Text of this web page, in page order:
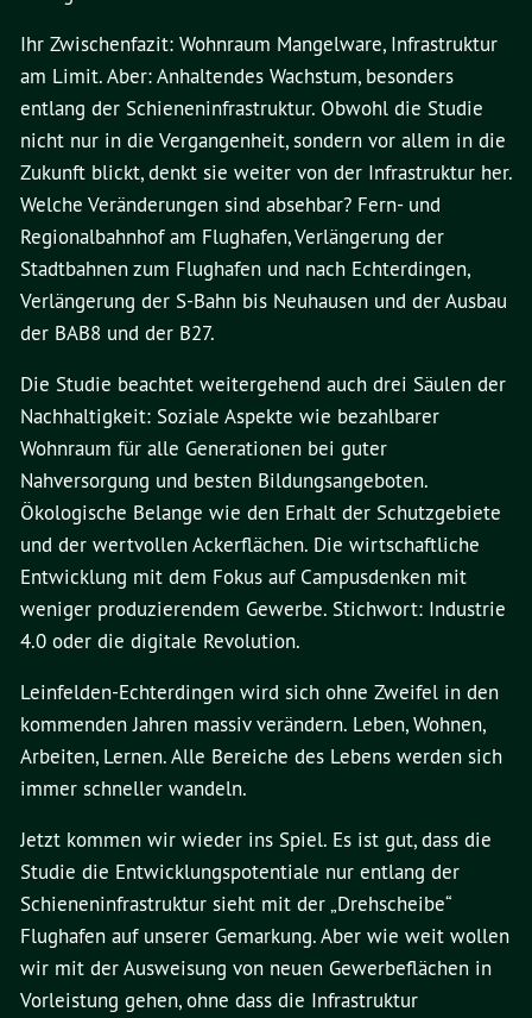
Ihr Zwischenfazit: Wohnraum Mangelware, Infrastruktur
am Limit. Aber: Anhaltendes Wachstum, besonders
entlang der Schieneninfrastruktur. Obwohl die Studie
nicht nur in die Vergangenheit, sondern vor allem in die
Zukunft blickt, denkt sie weiter von der Infrastruktur her.
Welche Veränderungen sind absehbar? Fern- und
Regionalbahnhof am Flughafen, Verlängerung der
Stadtbahnen zum Flughafen und nach Echterdingen,
Verlängerung der S-Bahn bis Neuhausen und der Ausbau
der BAB8 und der B27.
Die Studie beachtet weitergehend auch drei Säulen der
Nachhaltigkeit: Soziale Aspekte wie bezahlbarer
Wohnraum für alle Generationen bei guter
Nahversorgung und besten Bildungsangeboten.
Ökologische Belange wie den Erhalt der Schutzgebiete
und der wertvollen Ackerflächen. Die wirtschaftliche
Entwicklung mit dem Fokus auf Campusdenken mit
weniger produzierendem Gewerbe. Stichwort: Industrie
4.0 oder die digitale Revolution.
Leinfelden-Echterdingen wird sich ohne Zweifel in den
kommenden Jahren massiv verändern. Leben, Wohnen,
Arbeiten, Lernen. Alle Bereiche des Lebens werden sich
immer schneller wandeln.
Jetzt kommen wir wieder ins Spiel. Es ist gut, dass die
Studie die Entwicklungspotentiale nur entlang der
Schieneninfrastruktur sieht mit der „Drehscheibe“
Flughafen auf unserer Gemarkung. Aber wie weit wollen
wir mit der Ausweisung von neuen Gewerbeflächen in
Vorleistung gehen, ohne dass die Infrastruktur